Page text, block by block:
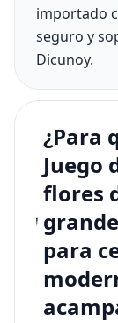
importado
seguro y
Dicunoy.
¿Para
Juego
flores
para